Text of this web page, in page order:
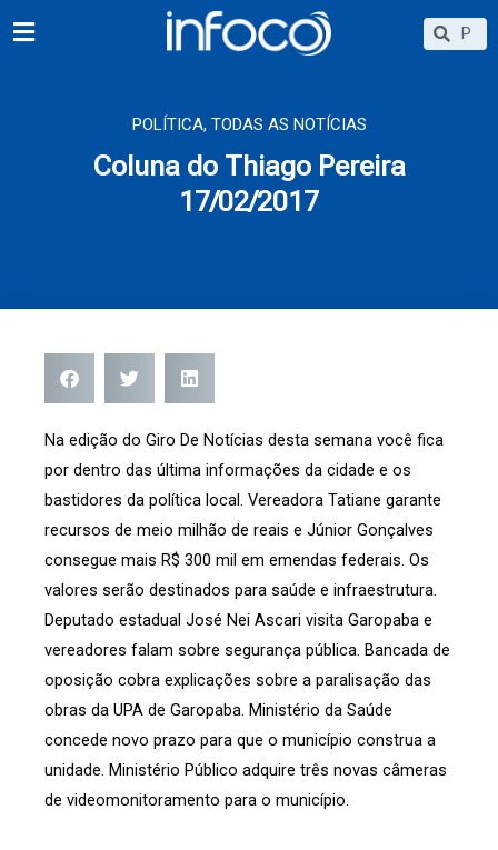
para
Search
POLÍTICA, TODAS AS NOTÍCIAS
Coluna do Thiago Pereira
17/02/2017
Na edição do Giro De Notícias desta semana você fica
por dentro das última informações da cidade e os
bastidores da política local. Vereadora Tatiane garante
recursos de meio milhão de reais e Júnior Gonçalves
consegue mais R$ 300 mil em emendas federais. Os
valores serão destinados para saúde e infraestrutura.
Deputado estadual José Nei Ascari visita Garopaba e
vereadores falam sobre segurança pública. Bancada de
oposição cobra explicações sobre a paralisação das
obras da UPA de Garopaba. Ministério da Saúde
concede novo prazo para que o município construa a
unidade. Ministério Público adquire três novas câmeras
de videomonitoramento para o município.